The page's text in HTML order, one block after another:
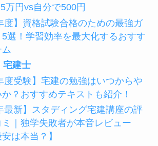
万円vs自分で500円
度】資格試験合格のための最強ガ
5選！学習効率を最大化するおすす
宅建士
度受験】宅建の勉強はいつからや
？おすすめテキストも紹介！
最新】スタディング宅建講座の評
｜独学失敗者が本音レビュー
安は本当？】